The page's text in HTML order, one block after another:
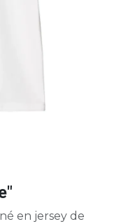
en jersey de